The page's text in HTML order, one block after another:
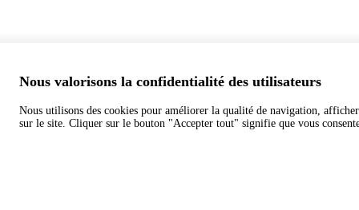
Nous valorisons la confidentialité des utilisateurs
Nous utilisons des cookies pour améliorer la qualité de navigation,
sur le site. Cliquer sur le bouton "Accepter tout" signifie que vous